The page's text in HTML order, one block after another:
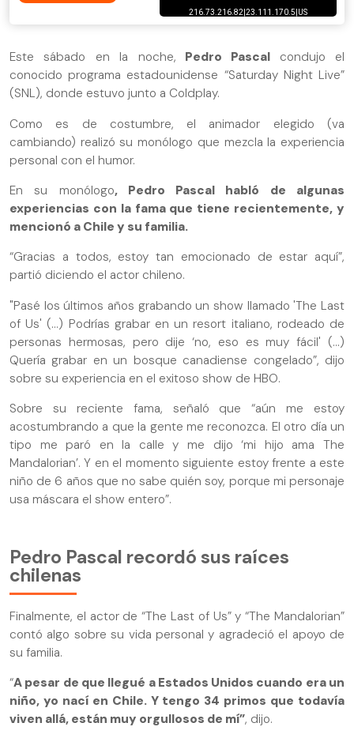
Este sábado en la noche, Pedro Pascal condujo el
conocido programa estadounidense “Saturday Night Live”
(SNL), donde estuvo junto a Coldplay.
Como es de costumbre, el animador elegido (va
cambiando) realizó su monólogo que mezcla la experiencia
personal con el humor.
En su monólogo, Pedro Pascal habló de algunas
experiencias con la fama que tiene recientemente, y
mencionó a Chile y su familia.
“Gracias a todos, estoy tan emocionado de estar aquí”,
partió diciendo el actor chileno.
"Pasé los últimos años grabando un show llamado 'The Last
of Us' (...) Podrías grabar en un resort italiano, rodeado de
personas hermosas, pero dije ‘no, eso es muy fácil' (...)
Quería grabar en un bosque canadiense congelado”, dijo
sobre su experiencia en el exitoso show de HBO.
Sobre su reciente fama, señaló que “aún me estoy
acostumbrando a que la gente me reconozca. El otro día un
tipo me paró en la calle y me dijo ‘mi hijo ama The
Mandalorian’. Y en el momento siguiente estoy frente a este
niño de 6 años que no sabe quién soy, porque mi personaje
usa máscara el show entero”.
Pedro Pascal recordó sus raíces
chilenas
Finalmente, el actor de “The Last of Us” y “The Mandalorian”
contó algo sobre su vida personal y agradeció el apoyo de
su familia.
“A pesar de que llegué a Estados Unidos cuando era un
niño, yo nací en Chile. Y tengo 34 primos que todavía
viven allá, están muy orgullosos de mí”, dijo.